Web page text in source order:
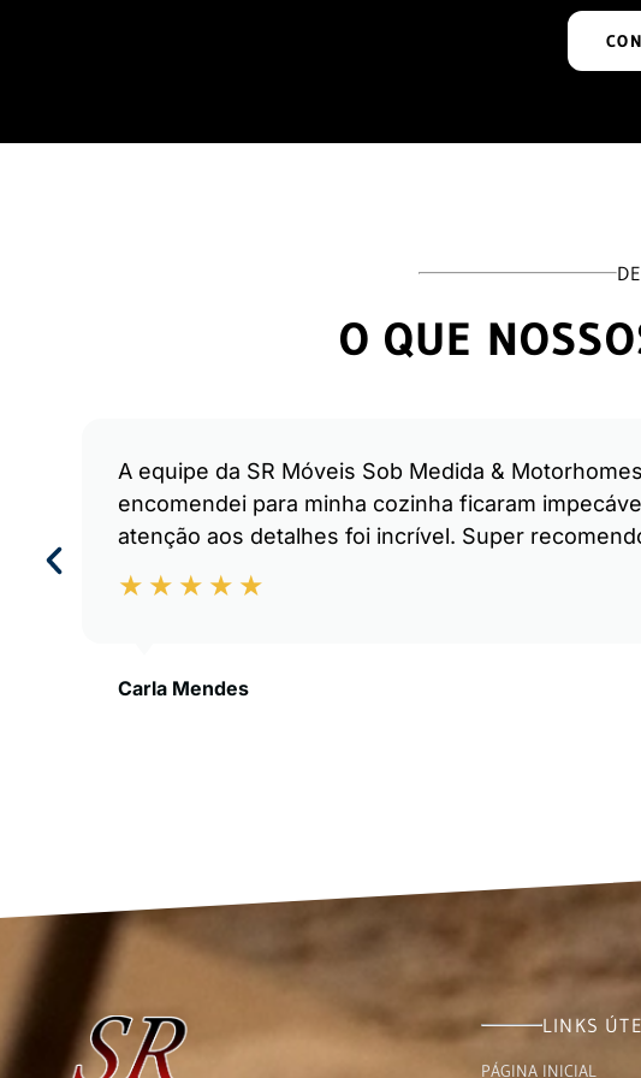
O QUE
A equipe da SR Móveis Sob Medida &
encomendei para minha cozinha ficaram
atenção aos detalhes foi incrível. Super
Carla Mendes
LINKS
PÁGINA INICIAL